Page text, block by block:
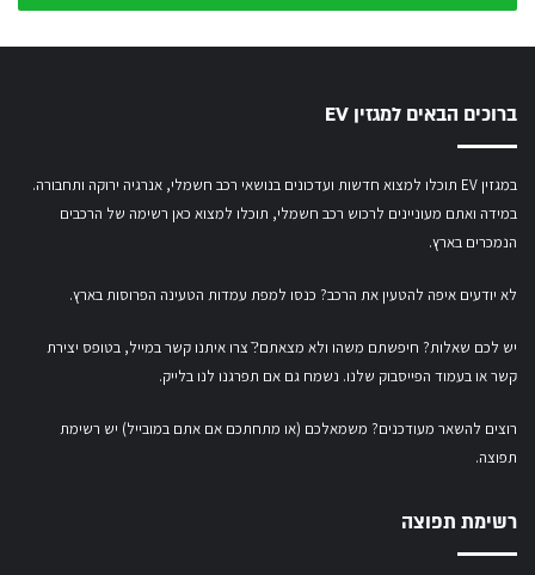
שלך
ברוכים הבאים למגזין EV
במגזין EV תוכלו למצוא חדשות ועדכונים בנושאי רכב חשמלי, אנרגיה ירוקה ותחבורה.
במידה ואתם מעוניינים לרכוש רכב חשמלי, תוכלו למצוא כאן רשימה של הרכבים
הנמכרים בארץ.
לא יודעים איפה להטעין את הרכב? כנסו למפת עמדות הטעינה הפרוסות בארץ.
יש לכם שאלות? חיפשתם משהו ולא מצאתם?ֿ צרו איתנו קשר במייל, בטופס יצירת
קשראובעמוד הפייסבוק שלנו. נשמח גם אם תפרגנו לנו בלייק.
רוצים להשאר מעודכנים? משמאלכם (או מתחתכם אם אתם במובייל) יש רשימת
תפוצה.
רשימת תפוצה